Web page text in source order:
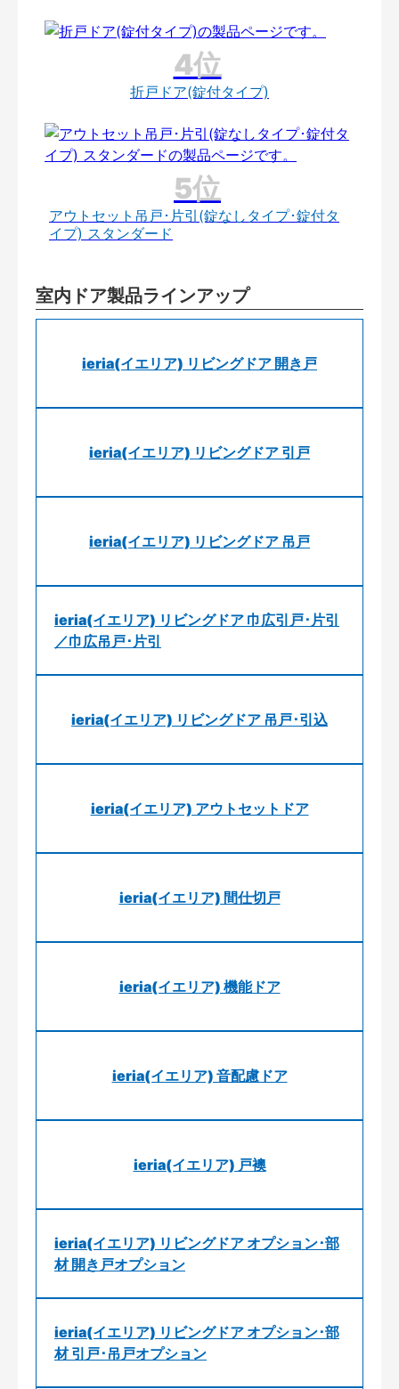
折戸ドア(錠付タイプ)
アウトセット吊戸･片引(錠なしタイプ･錠付タ
イプ) スタンダード
室内ドア製品ラインアップ
ieria(イエリア) リビングドア 開き戸
ieria(イエリア) リビングドア 引戸
ieria(イエリア) リビングドア 吊戸
ieria(イエリア) リビングドア 巾広引戸･片引
／巾広吊戸･片引
ieria(イエリア) リビングドア 吊戸･引込
ieria(イエリア) アウトセットドア
ieria(イエリア) 間仕切戸
ieria(イエリア) 機能ドア
ieria(イエリア) 音配慮ドア
ieria(イエリア) 戸襖
ieria(イエリア) リビングドア オプション･部
材 開き戸オプション
ieria(イエリア) リビングドア オプション･部
材 引戸･吊戸オプション